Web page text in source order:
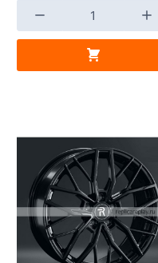
Страна изготовителя